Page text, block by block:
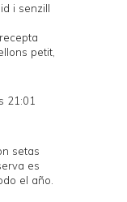
i senzill
petit,
21:01
setas
es
el año.